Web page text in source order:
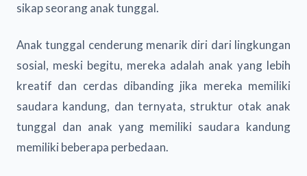
sikap seorang anak tunggal.
Anak tunggal cenderung menarik diri dari lingkungan
sosial, meski begitu, mereka adalah anak yang lebih
kreatif dan cerdas dibanding jika mereka memiliki
saudara kandung, dan ternyata, struktur otak anak
tunggal dan anak yang memiliki saudara kandung
memiliki beberapa perbedaan.